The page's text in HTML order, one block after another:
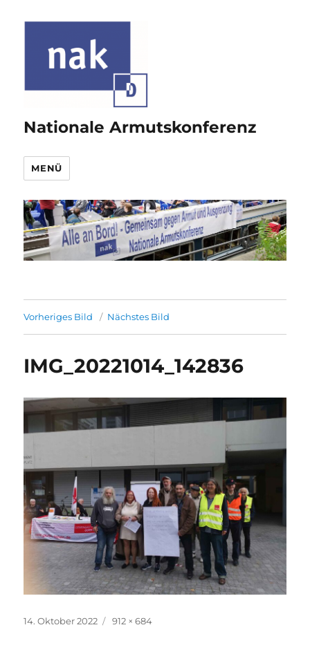
Nationale Armutskonferenz
MENÜ
Vorheriges Bild Nächstes Bild
IMG_20221014_142836
Veröffentlicht
14. Oktober 2022 Originalgröße
912 × 684